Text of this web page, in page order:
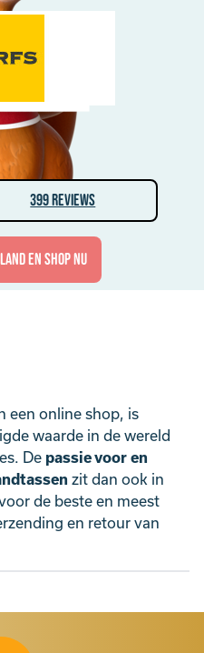
399 Reviews
en shop nu
een online shop, is
waarde in de wereld
De passie voor en
zit dan ook in
de beste en meest
en retour van